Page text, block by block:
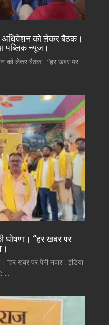
अधिवेशन को लेकर बैठक।
पब्लिक न्यूज।
को लेकर बैठक। “हर खबर पर
घोषणा। “हर खबर पर
“हर खबर पर पैनी नजर”, इंडिया
...